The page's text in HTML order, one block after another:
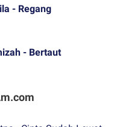
- Regang
- Bertaut